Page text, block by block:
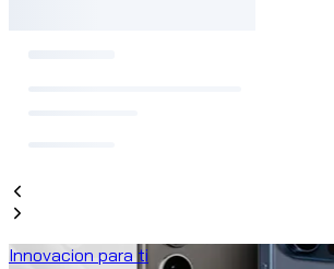
Innovacion para ti